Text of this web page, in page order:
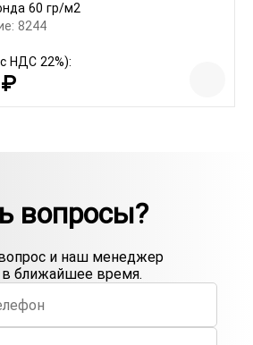
60 гр/м2
8244
НДС 22%):
вопросы?
и наш менеджер
в ближайшее время.